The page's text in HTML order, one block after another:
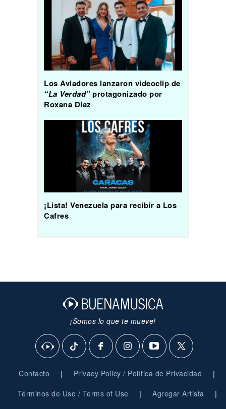
Los Aviadores lanzaron videoclip de
“La Verdad”protagonizado por
Roxana Díaz
¡Lista! Venezuela para recibir a Los
Cafres
¡Somos lo que te mueve!
Contacto | Privacy Policy / Política de Privacidad |
Términos de Uso / Terms of Use | Agregar Artista |